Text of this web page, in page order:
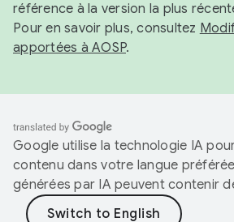
référence à la version la plus
Pour en savoir plus, consultez
apportées à AOSP.
Google utilise la technologie IA
contenu dans votre langue
générées par IA peuvent contenir